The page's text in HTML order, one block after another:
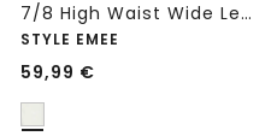
7/8 High Waist Wide Leg Jeans im Loose Fit
STYLE EMEE
59,99 €